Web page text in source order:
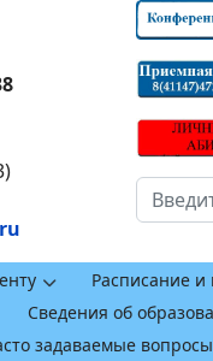
Поиск
Расписание и
Сведения об
задаваемые вопросы